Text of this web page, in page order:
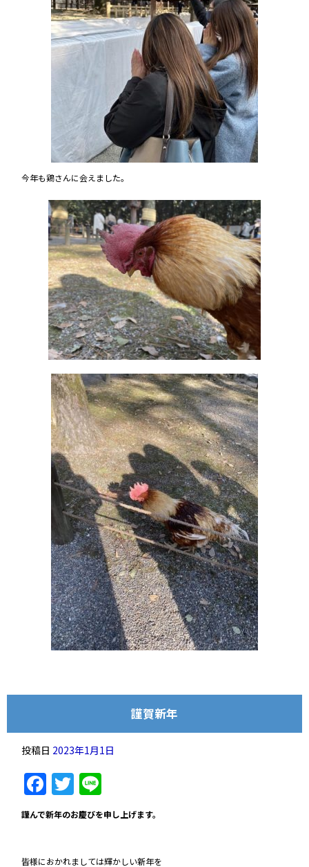
今年も鶏さんに会えました。
謹賀新年
投稿日 2023年1月1日
Facebook
Twitter
謹んで新年のお慶びを申し上げます。
皆様におかれましては輝かしい新年を